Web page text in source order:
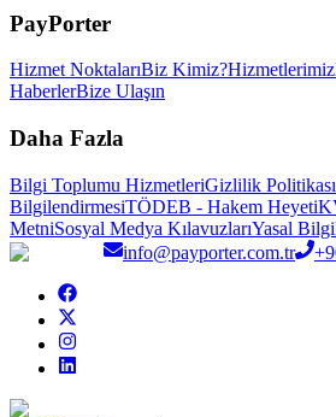
PayPorter
Hizmet NoktalarıBiz Kimiz?Hizmetlerimiz
HaberlerBize Ulaşın
Daha Fazla
Bilgi Toplumu HizmetleriGizlilik Politikası
BilgilendirmesiTÖDEB - Hakem Heyeti
MetniSosyal Medya KılavuzlarıYasal
info@payporter.com.tr